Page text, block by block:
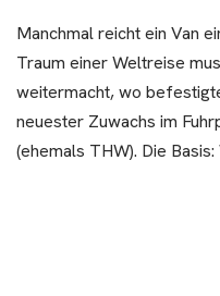
Manchmal reicht ein Van
Traum einer Weltreise
weitermacht, wo
neuester Zuwachs im
(ehemals THW). Die